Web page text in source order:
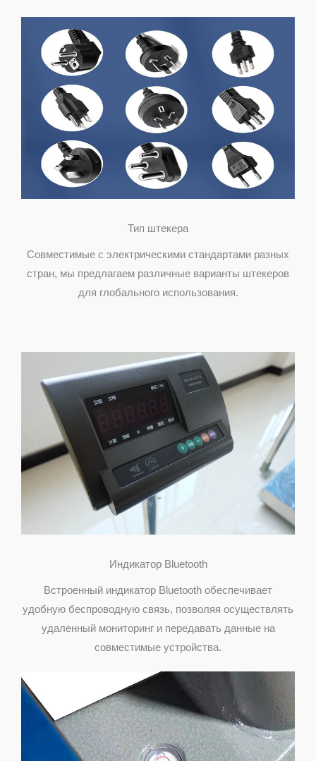
Тип штекера
Совместимые с электрическими стандартами разных
стран, мы предлагаем различные варианты штекеров
для глобального использования.
Индикатор Bluetooth
Встроенный индикатор Bluetooth обеспечивает
удобную беспроводную связь, позволяя осуществлять
удаленный мониторинг и передавать данные на
совместимые устройства.